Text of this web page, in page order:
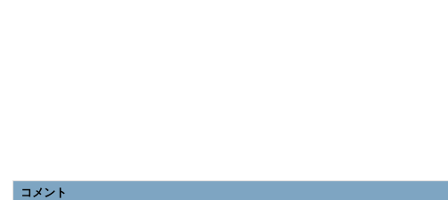
コメント